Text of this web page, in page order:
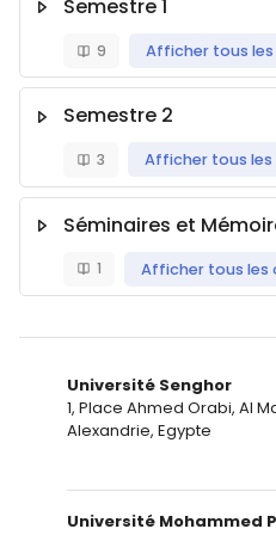
Semestre 1
9 Afficher tous
Semestre 2
3 Afficher tous les
Séminaires et
1 Afficher tous les
Université Senghor
1, Place Ahmed Orabi, Al
Alexandrie, Egypte
Université Mohammed